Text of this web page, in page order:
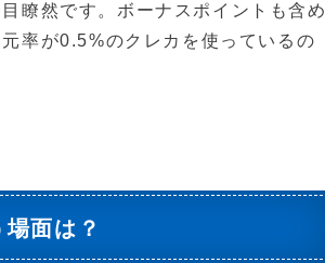
瞭然です。ボーナスポイントも含め
率が0.5%のクレカを使っているの
面は？